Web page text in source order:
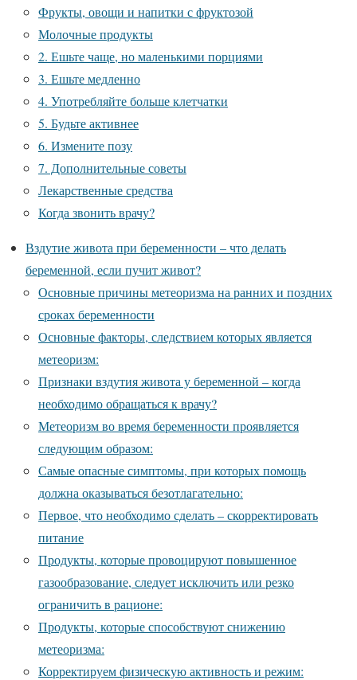
Фрукты, овощи и напитки с фруктозой
Молочные продукты
2. Ешьте чаще, но маленькими порциями
3. Ешьте медленно
4. Употребляйте больше клетчатки
5. Будьте активнее
6. Измените позу
7. Дополнительные советы
Лекарственные средства
Когда звонить врачу?
Вздутие живота при беременности – что делать
беременной, если пучит живот?
Основные причины метеоризма на ранних и поздних
сроках беременности
Основные факторы, следствием которых является
метеоризм:
Признаки вздутия живота у беременной – когда
необходимо обращаться к врачу?
Метеоризм во время беременности проявляется
следующим образом:
Самые опасные симптомы, при которых помощь
должна оказываться безотлагательно:
Первое, что необходимо сделать – скорректировать
питание
Продукты, которые провоцируют повышенное
газообразование, следует исключить или резко
ограничить в рационе:
Продукты, которые способствуют снижению
метеоризма:
Корректируем физическую активность и режим: